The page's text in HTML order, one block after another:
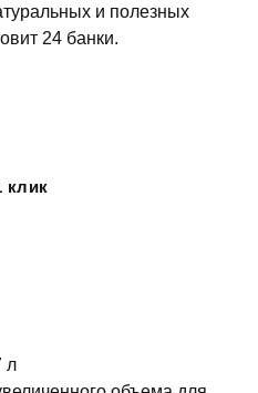
и полезных
24 банки.
клик
л